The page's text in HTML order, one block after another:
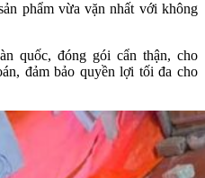
phẩm vừa vặn nhất với không
quốc, đóng gói cẩn thận, cho
đảm bảo quyền lợi tối đa cho